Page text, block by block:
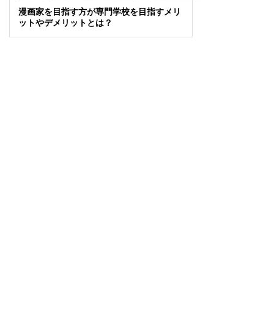
漫画家を目指す方が専門学校を目指すメリ
ットやデメリットとは？